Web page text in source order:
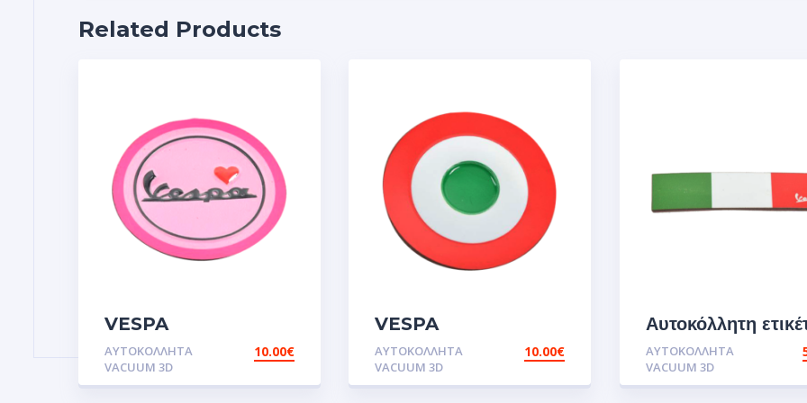
Related Products
VESPA
PINK.Αυτοκόλλητα
ΑΥΤΟΚΌΛΛΗΤΑ
VACUUM 3D
10.00€
VESPA
TARGET.Αυτοκόλλητα
ΑΥΤΟΚΌΛΛΗΤΑ
VACUUM 3D
10.00€
Αυτοκόλλητη
UV
ΑΥΤΟΚΌΛΛΗΤΑ
VACUUM 3D